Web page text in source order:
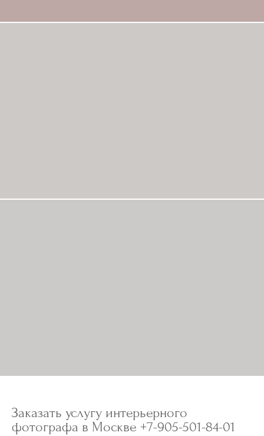
Заказать услугу интерьерного
фотографа в Москве +7-905-501-84-01